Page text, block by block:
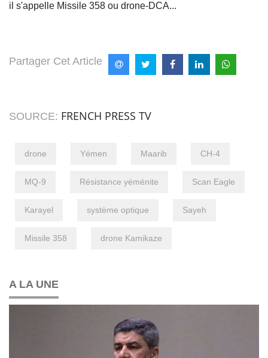
il s'appelle Missile 358 ou drone-DCA...
Partager Cet Article
SOURCE: FRENCH PRESS TV
drone Yémen Maarib CH-4
MQ-9 Résistance yéménite Scan Eagle
Karayel système optique Sayeh
Missile 358 drone Kamikaze
A LA UNE